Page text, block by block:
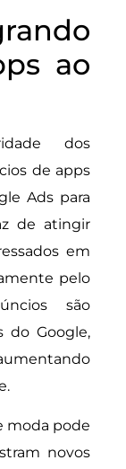
ao
dos
de apps
Ads para
de atingir
em
pelo
são
do Google,
moda pode
novos